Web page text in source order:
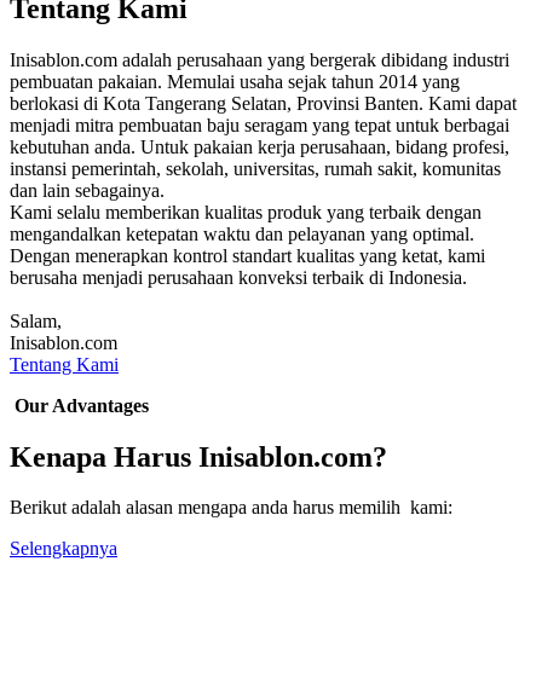
Tentang Kami
Inisablon.com adalah perusahaan yang bergerak dibidang industri
pembuatan pakaian. Memulai usaha sejak tahun 2014 yang
berlokasi di Kota Tangerang Selatan, Provinsi Banten. Kami dapat
menjadi mitra pembuatan baju seragam yang tepat untuk berbagai
kebutuhan anda. Untuk pakaian kerja perusahaan, bidang profesi,
instansi pemerintah, sekolah, universitas, rumah sakit, komunitas
dan lain sebagainya.
Kami selalu memberikan kualitas produk yang terbaik dengan
mengandalkan ketepatan waktu dan pelayanan yang optimal.
Dengan menerapkan kontrol standart kualitas yang ketat, kami
berusaha menjadi perusahaan konveksi terbaik di Indonesia.
Salam,
Inisablon.com
Tentang Kami
Our Advantages
Kenapa Harus Inisablon.com?
Berikut adalah alasan mengapa anda harus memilih kami:
Selengkapnya